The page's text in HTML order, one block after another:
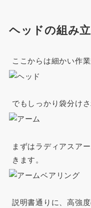
ヘッドの組み
ここからは細かい作
でもしっかり袋分け
まずはラディアスア
きます。
説明書通りに、高強